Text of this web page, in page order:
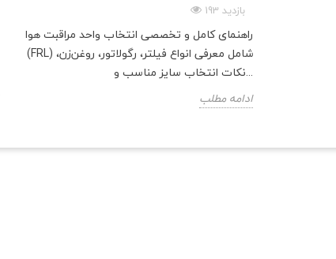
193 بازدید
راهنمای کامل و تخصصی انتخاب واحد مراقبت هوا
(FRL) شامل معرفی انواع فیلتر، رگولاتور، روغن‌زن،
نکات انتخاب سایز مناسب و...
ادامه مطلب